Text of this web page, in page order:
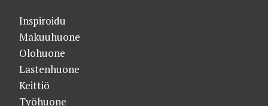
Inspiroidu
Makuuhuone
Olohuone
Lastenhuone
Keittiö
Työhuone